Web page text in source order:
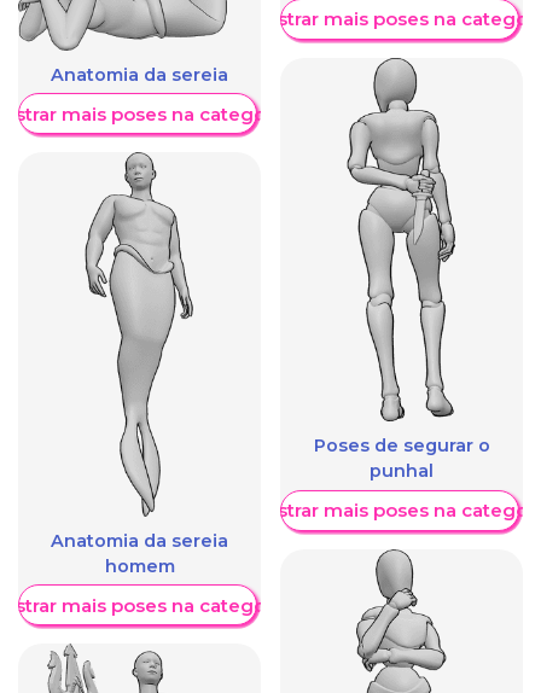
Anatomia da sereia
mais poses na categoria
Anatomia da sereia
homem
mais poses na categoria
Mostrar mais poses na
Poses de segurar o
punhal
Mostrar mais poses na